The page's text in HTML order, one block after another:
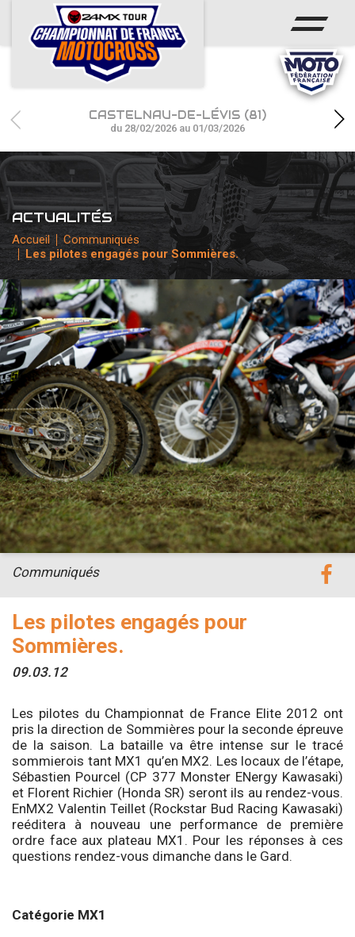
ACCUEIL
ACTUS
CALENDRIER
RÉSULTATS
PHOTOS / WEB TV
CHAMPIONNAT
PARTENAIRES
accéder à la billetterie
CASTELNAU-DE-LÉVIS (81)
du 28/02/2026 au 01/03/2026
ACTUALITÉS
Accueil
Communiqués
Les pilotes engagés pour Sommières.
Les pilotes engagés pour
Sommières.
09.03.12
Communiqués
Les pilotes du Championnat de France Elite 2012 ont
pris la direction de Sommières pour la seconde épreuve
de la saison. La bataille va être intense sur le tracé
sommierois tant MX1 qu’en MX2. Les locaux de l’étape,
Sébastien Pourcel (CP 377 Monster ENergy Kawasaki)
et Florent Richier (Honda SR) seront ils au rendez-vous.
EnMX2 Valentin Teillet (Rockstar Bud Racing Kawasaki)
reéditera à nouveau une performance de première
ordre face aux plateau MX1. Pour les réponses à ces
questions rendez-vous dimanche dans le Gard.
Catégorie MX1